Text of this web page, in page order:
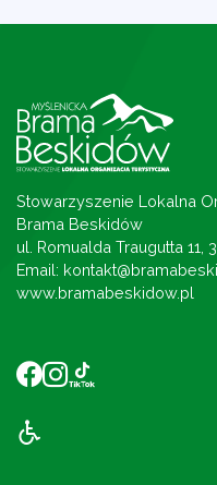
Stowarzyszenie Lokalna
Brama Beskidów
ul. Romualda Traugutta 11,
Email:
www.bramabeskidow.pl